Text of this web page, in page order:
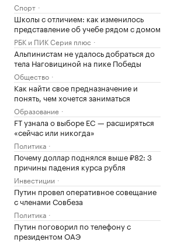
Спорт
Школы с отличием: как изменилось
представление об учебе рядом с домом
РБК и ПИК Серия плюс
Альпинистам не удалось добраться до
тела Наговициной на пике Победы
Общество
Как найти свое предназначение и
понять, чем хочется заниматься
Образование
FT узнала о выборе ЕС — расширяться
«сейчас или никогда»
Политика
Почему доллар поднялся выше ₽82: 3
причины падения курса рубля
Инвестиции
Путин провел оперативное совещание
с членами Совбеза
Политика
Путин поговорил по телефону с
президентом ОАЭ